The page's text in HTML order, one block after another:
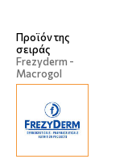
Προϊόν της
σειράς
Frezyderm -
Macrogol